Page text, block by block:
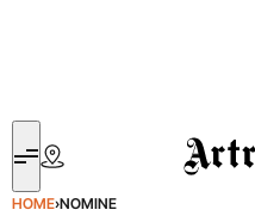
Artribune
HOME›NOMINE